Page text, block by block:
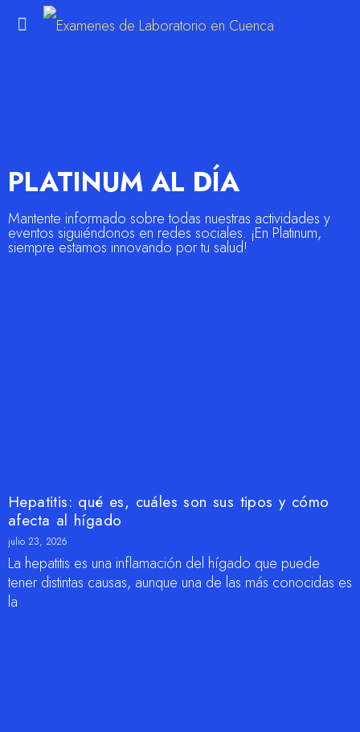
PLATINUM AL DÍA
Mantente informado sobre todas nuestras actividades y
eventos siguiéndonos en redes sociales. ¡En Platinum,
siempre estamos innovando por tu salud!
Hepatitis: qué es, cuáles son sus tipos y cómo
afecta al hígado
julio 23, 2026
La hepatitis es una inflamación del hígado que puede
tener distintas causas, aunque una de las más conocidas es
la